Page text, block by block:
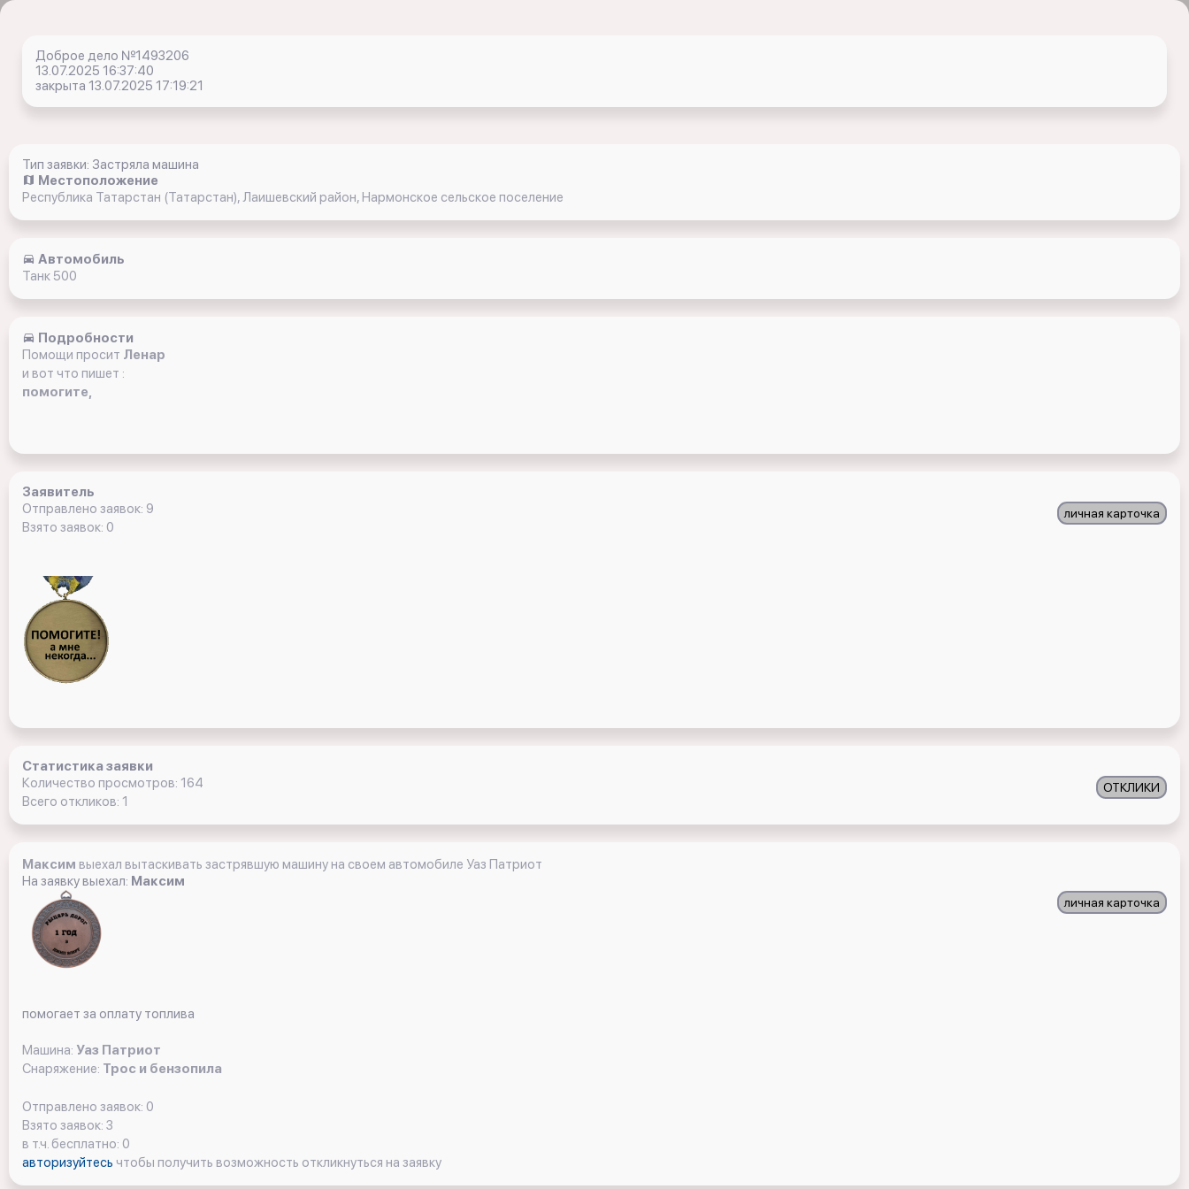
Доброе дело №1493206
13.07.2025 16:37:40
закрыта 13.07.2025 17:19:21
Тип заявки: Застряла машина
Местоположение
Республика Татарстан (Татарстан), Лаишевский район, Нармонское сельское поселение
Автомобиль
Танк 500
Подробности
Помощи просит Ленар
и вот что пишет :
помогите,
Заявитель
личная карточка
Отправлено заявок: 9
Взято заявок: 0
Статистика заявки
ОТКЛИКИ
Количество просмотров: 164
Всего откликов: 1
Максим выехал вытаскивать застрявшую машину на своем автомобиле Уаз Патриот
На заявку выехал: Максим
личная карточка
помогает за оплату топлива
Машина: Уаз Патриот
Снаряжение: Трос и бензопила
Отправлено заявок: 0
Взято заявок: 3
в т.ч. бесплатно: 0
авторизуйтесь чтобы получить возможность откликнуться на заявку